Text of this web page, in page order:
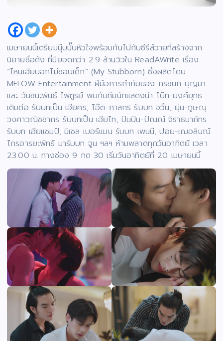
เมษายนนี้เตรียมนุ๊บนั๊บหัวใจพร้อมกันไปกับซีรีส์วายที่สร้างจาก
นิยายชื่อดัง ที่มียอดกว่า 2.9 ล้านวิวใน ReadAWrite เรื่อง
“ไหนเฮียบอกไม่ชอบเด็ก” (My Stubborn) ซึ่งผลิตโดย
MFLOW Entertainment ฝีมือการกำกับของ กรชนก บุญมา
และ วันชนะพันธ์ ไพฑูรย์ พบกับทีมนักแสดงนำ โบ๊ท-ยงค์ยุทธ
เติมต่อ รับบทเป็น เฮียศร, โอ๊ต-ภาสกร รับบท จวิ้น, ยุ่น-ภูษณุ
วงศาวณิชชากร รับบทเป็น เฮียไท, ปันปัน-ปัณณ์ จิราธนาภัทร
รับบท เฮียแชมป์, มิเชล เบอร์แมน รับบท เพนนี, ปอย-เฌอลินณ์
ไกรอารยะพัทธ์ มารับบท จูน ฯลฯ ห้ามพลาดทุกวันอาทิตย์ เวลา
23.00 น. ทางช่อง 9 กด 30 เริ่มวันอาทิตย์ที่ 20 เมษายนนี้